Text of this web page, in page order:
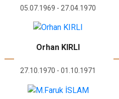
05.07.1969 - 27.04.1970
Orhan KIRLI
27.10.1970 - 01.10.1971